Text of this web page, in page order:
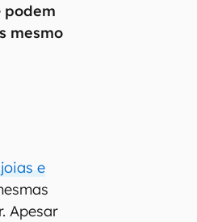
podem
mesmo
e
Apesar